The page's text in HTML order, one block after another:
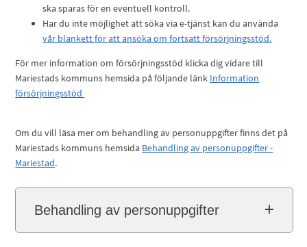
ska sparas för en eventuell kontroll.
Har du inte möjlighet att söka via e-tjänst kan du använda
vår blankett för att ansöka om fortsatt försörjningsstöd.
För mer information om försörjningsstöd klicka dig vidare till
Mariestads kommuns hemsida på följande länk Information
försörjningsstöd
Om du vill läsa mer om behandling av personuppgifter finns det på
Mariestads kommuns hemsida Behandling av personuppgifter -
Mariestad.
Behandling av personuppgifter